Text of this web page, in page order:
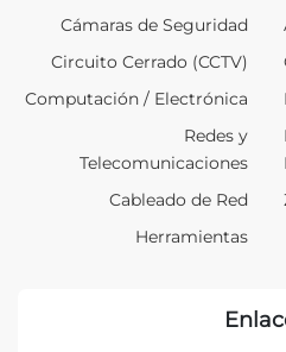
Cámaras de Seguridad
Circuito Cerrado (CCTV)
Computación / Electrónica
Redes y
Telecomunicaciones
Cableado de Red
Herramientas